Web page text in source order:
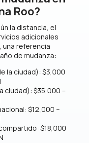
Roo?
la distancia, el
adicionales
una referencia
de mudanza:
la ciudad): $3,000
ciudad): $35,000 –
$12,000 –
$18,000